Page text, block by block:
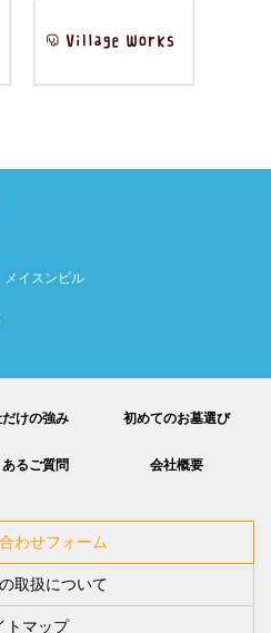
イスンビル
だけの強み 初めてのお墓選び
あるご質問 会社概要
わせフォーム
取扱について
トマップ